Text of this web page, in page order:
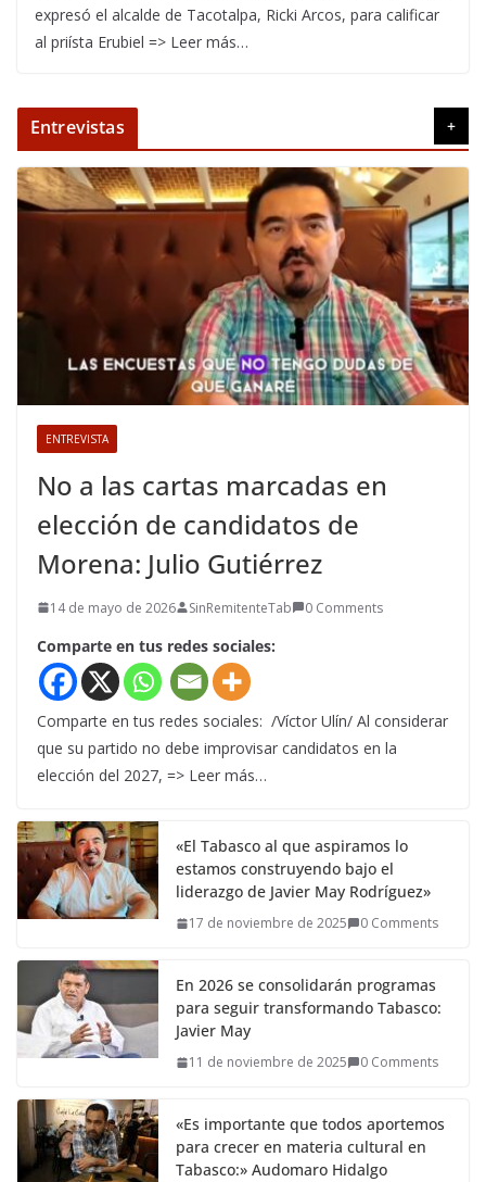
expresó el alcalde de Tacotalpa, Ricki Arcos, para calificar
al priísta Erubiel => Leer más…
Entrevistas +
ENTREVISTA
No a las cartas marcadas en
elección de candidatos de
Morena: Julio Gutiérrez
14 de mayo de 2026 SinRemitenteTab 0 Comments
Comparte en tus redes sociales:
Comparte en tus redes sociales: /Víctor Ulín/ Al considerar
que su partido no debe improvisar candidatos en la
elección del 2027, => Leer más…
«El Tabasco al que aspiramos lo
estamos construyendo bajo el
liderazgo de Javier May Rodríguez»
17 de noviembre de 2025 0 Comments
En 2026 se consolidarán programas
para seguir transformando Tabasco:
Javier May
11 de noviembre de 2025 0 Comments
«Es importante que todos aportemos
para crecer en materia cultural en
Tabasco:» Audomaro Hidalgo